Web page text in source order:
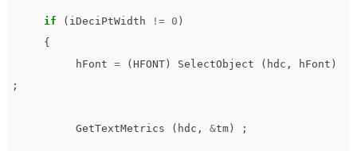
if ( iDeciPtWidth != 0 )
{
hFont = ( HFONT ) SelectObject ( hdc , hFont )
;
GetTextMetrics ( hdc , &tm ) ;